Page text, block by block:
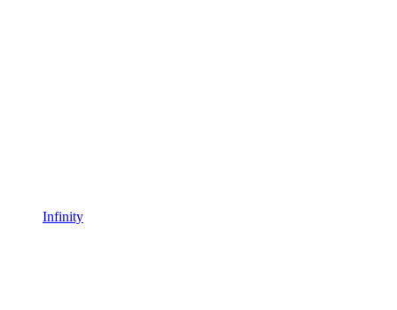
Infinity